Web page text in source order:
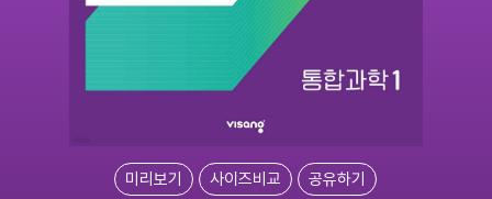
미리보기 사이즈비교 공유하기